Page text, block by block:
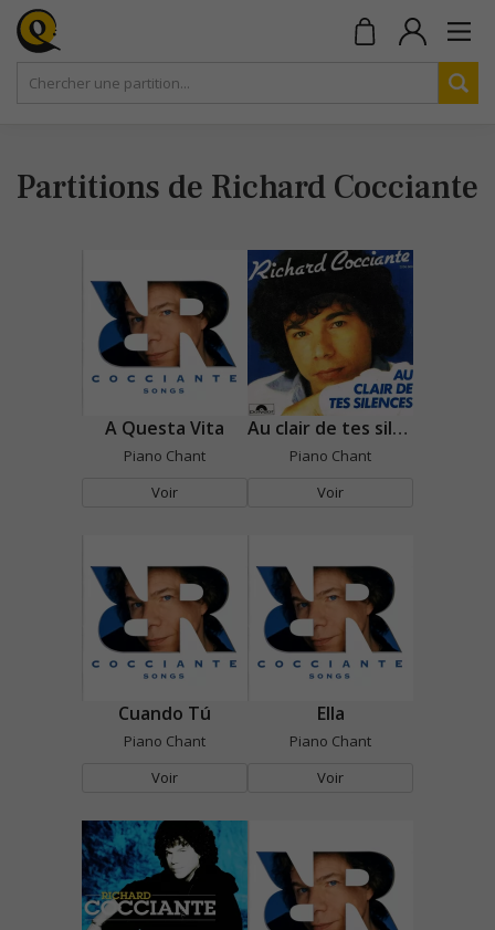
Partitions de Richard Cocciante
A Questa Vita
Piano Chant
Voir
Au clair de tes silences
Piano Chant
Voir
Cuando Tú
Piano Chant
Voir
Ella
Piano Chant
Voir